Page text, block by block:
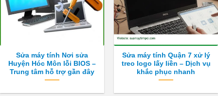
Sửa máy tính Nơi sửa
Huyện Hóc Môn lỗi BIOS –
Trung tâm hỗ trợ gần đây
Sửa máy tính Quận 7 xử lý
treo logo lấy liền – Dịch vụ
khắc phục nhanh